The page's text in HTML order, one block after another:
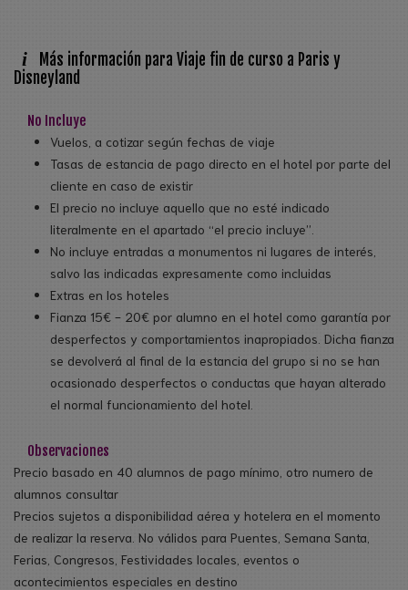
i
Más información para Viaje fin de curso a Paris y
Disneyland
No Incluye
Vuelos, a cotizar según fechas de viaje
Tasas de estancia de pago directo en el hotel por parte del
cliente en caso de existir
El precio no incluye aquello que no esté indicado
literalmente en el apartado “el precio incluye”.
No incluye entradas a monumentos ni lugares de interés,
salvo las indicadas expresamente como incluidas
Extras en los hoteles
Fianza 15€ - 20€ por alumno en el hotel como garantía por
desperfectos y comportamientos inapropiados. Dicha fianza
se devolverá al final de la estancia del grupo si no se han
ocasionado desperfectos o conductas que hayan alterado
el normal funcionamiento del hotel.
Observaciones
Precio basado en 40 alumnos de pago mínimo, otro numero de
alumnos consultar
Precios sujetos a disponibilidad aérea y hotelera en el momento
de realizar la reserva. No válidos para Puentes, Semana Santa,
Ferias, Congresos, Festividades locales, eventos o
acontecimientos especiales en destino